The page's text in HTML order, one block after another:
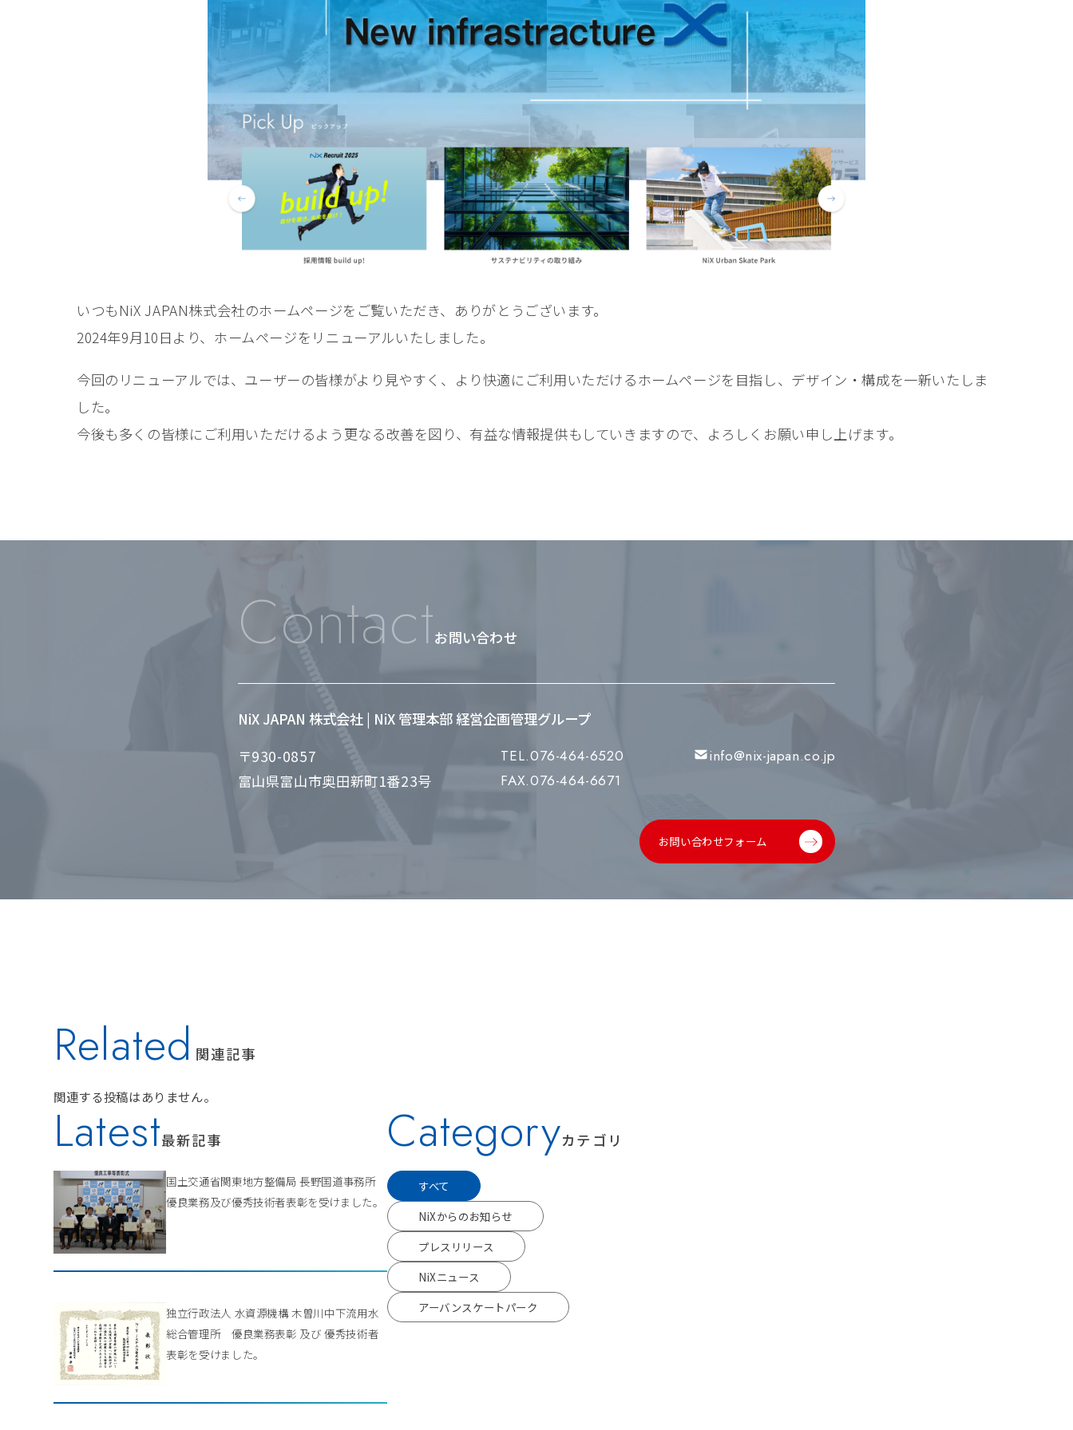
いつもNiX JAPAN株式会社のホームページをご覧いただき、ありがとうございます。
2024年9月10日より、ホームページをリニューアルいたしました。
今回のリニューアルでは、ユーザーの皆様がより見やすく、より快適にご利用いただけるホームページを目指し、デザイン・構成を一新いたしま
した。
今後も多くの皆様にご利用いただけるよう更なる改善を図り、有益な情報提供もしていきますので、よろしくお願い申し上げます。
Contactお問い合わせ
NiX JAPAN 株式会社 | NiX 管理本部 経営企画管理グループ
〒930-0857
富山県富山市奥田新町1番23号
TEL.076-464-6520
FAX.076-464-6671
info@nix-japan.co.jp
お問い合わせフォーム
Related 関連記事
関連する投稿はありません。
Latest最新記事
国土交通省関東地方整備局 長野国道事務所
優良業務及び優秀技術者表彰を受けました。
独立行政法人 水資源機構 木曽川中下流用水
総合管理所 優良業務表彰 及び 優秀技術者
表彰を受けました。
Categoryカテゴリ
すべて
NiXからのお知らせ
プレスリリース
NiXニュース
アーバンスケートパーク